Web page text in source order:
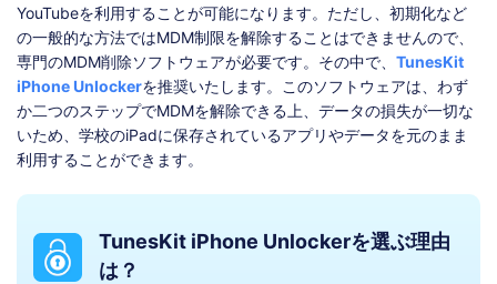
YouTubeを利用することが可能になります。ただし、初期化など
の一般的な方法ではMDM制限を解除することはできませんので、
専門のMDM削除ソフトウェアが必要です。その中で、 TunesKit
iPhone Unlockerを推奨いたします。このソフトウェアは、わず
か二つのステップでMDMを解除できる上、データの損失が一切な
いため、学校のiPadに保存されているアプリやデータを元のまま
利用することができます。
TunesKit iPhone Unlockerを選ぶ理由
は？